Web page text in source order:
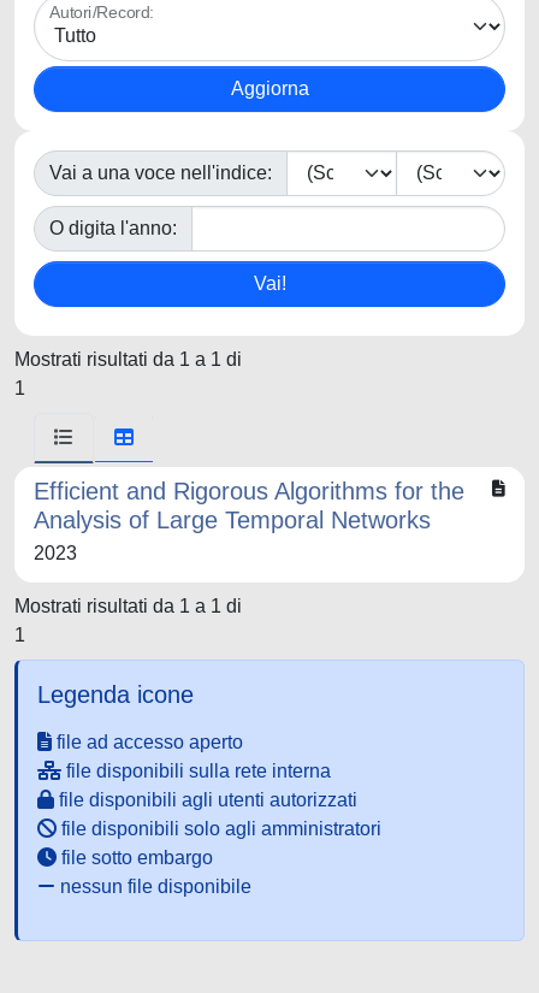
Autori/Record:
Vai a una voce nell'indice:
O digita l'anno:
Mostrati risultati da 1 a 1 di
1
Efficient and Rigorous Algorithms for the
Analysis of Large Temporal Networks
2023
Mostrati risultati da 1 a 1 di
1
Legenda icone
file ad accesso aperto
file disponibili sulla rete interna
file disponibili agli utenti autorizzati
file disponibili solo agli amministratori
file sotto embargo
nessun file disponibile